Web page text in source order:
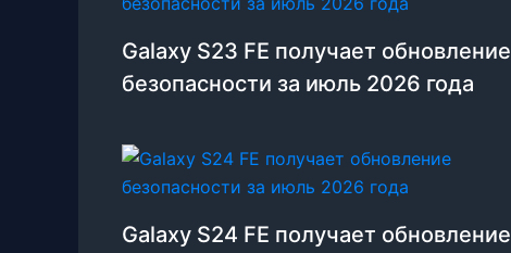
Galaxy S23 FE получает обновление
безопасности за июль 2026 года
Galaxy S24 FE получает обновление